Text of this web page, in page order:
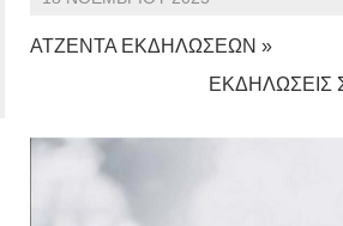
ΑΤΖΕΝΤΑ ΕΚΔΗΛΩΣΕΩΝ »
ΕΚΔΗΛΩΣΕΙΣ